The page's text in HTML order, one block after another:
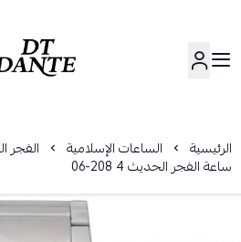
دانتي | DANTE
الرئيسية الساعات الإسلامية الفجر
ساعة الفجر الحديث 4 208-06